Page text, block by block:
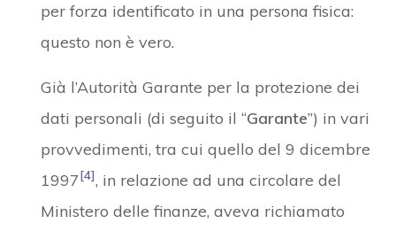
per forza identificato in una persona fisica:
questo non è vero.
Già l’Autorità Garante per la protezione dei
dati personali (di seguito il “Garante”) in vari
provvedimenti, tra cui quello del 9 dicembre
1997[4], in relazione ad una circolare del
Ministero delle finanze, aveva richiamato